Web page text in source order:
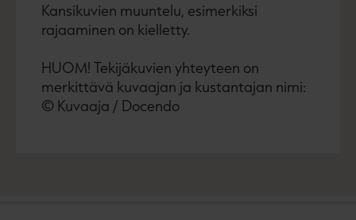
Kansikuvien muuntelu, esimerkiksi
rajaaminen on kielletty.
HUOM! Tekijäkuvien yhteyteen on
merkittävä kuvaajan ja kustantajan nimi:
© Kuvaaja / Docendo